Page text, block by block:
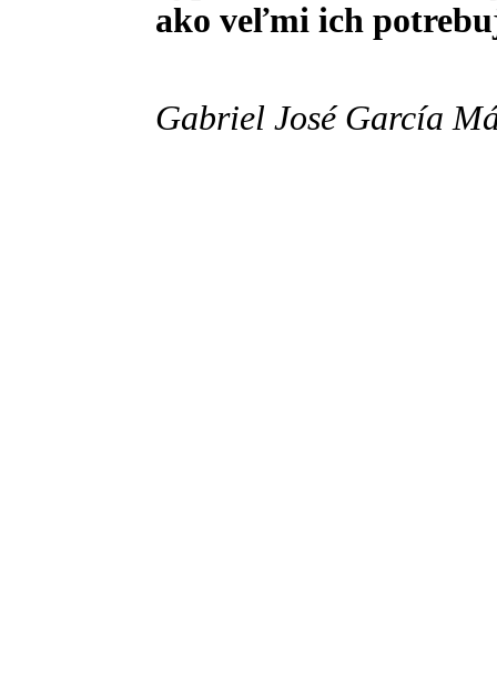
ako veľmi ich
Gabriel José García